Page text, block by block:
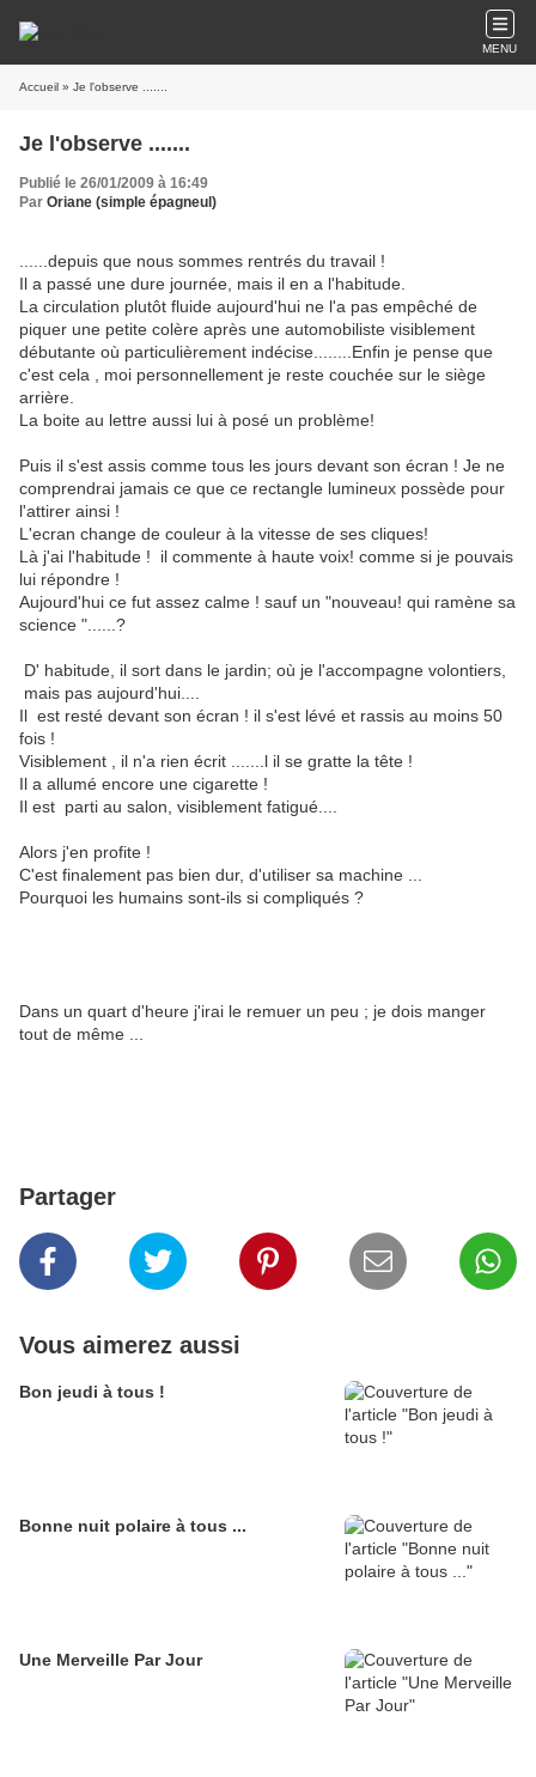
MENU
Accueil » Je l'observe .......
Je l'observe .......
Publié le 26/01/2009 à 16:49
Par Oriane (simple épagneul)
......depuis que nous sommes rentrés du travail !
Il a passé une dure journée, mais il en a l'habitude.
La circulation plutôt fluide aujourd'hui ne l'a pas empêché de
piquer une petite colère après une automobiliste visiblement
débutante où particulièrement indécise........Enfin je pense que
c'est cela , moi personnellement je reste couchée sur le siège
arrière.
La boite au lettre aussi lui à posé un problème!
Puis il s'est assis comme tous les jours devant son écran ! Je ne
comprendrai jamais ce que ce rectangle lumineux possède pour
l'attirer ainsi !
L'ecran change de couleur à la vitesse de ses cliques!
Là j'ai l'habitude ! il commente à haute voix! comme si je pouvais
lui répondre !
Aujourd'hui ce fut assez calme ! sauf un "nouveau! qui ramène sa
science "......?
D' habitude, il sort dans le jardin; où je l'accompagne volontiers,
mais pas aujourd'hui....
Il est resté devant son écran ! il s'est lévé et rassis au moins 50
fois !
Visiblement , il n'a rien écrit .......l il se gratte la tête !
Il a allumé encore une cigarette !
Il est parti au salon, visiblement fatigué....
Alors j'en profite !
C'est finalement pas bien dur, d'utiliser sa machine ...
Pourquoi les humains sont-ils si compliqués ?
Dans un quart d'heure j'irai le remuer un peu ; je dois manger
tout de même ...
Partager
Vous aimerez aussi
Bon jeudi à tous !
Bonne nuit polaire à tous ...
Une Merveille Par Jour